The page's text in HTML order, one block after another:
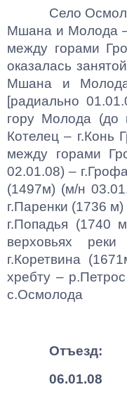
Село
Мшана и Молода
между горами
оказалась
Мшана и
[радиально
гору Молода
Котелец – г.Конь
между горами
02.01.08) –
(1497м) (м/н
г.Паренки (1736
г.Попадья (1740
верховьях
г.Коретвина
хребту –
с.Осмолода
Отъезд:
06.01.08